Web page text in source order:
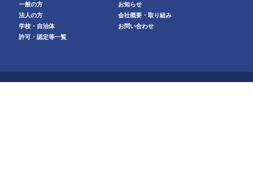
一般の方
法人の方
学校・自治体
許可・認定等一覧
お知らせ
会社概要・取り組み
お問い合わせ